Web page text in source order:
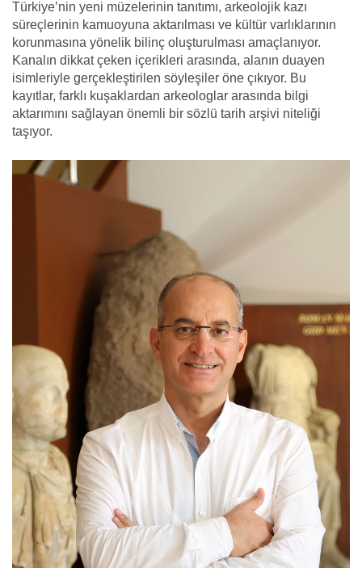
Türkiye’nin yeni müzelerinin tanıtımı, arkeolojik kazı
süreçlerinin kamuoyuna aktarılması ve kültür varlıklarının
korunmasına yönelik bilinç oluşturulması amaçlanıyor.
Kanalın dikkat çeken içerikleri arasında, alanın duayen
isimleriyle gerçekleştirilen söyleşiler öne çıkıyor. Bu
kayıtlar, farklı kuşaklardan arkeologlar arasında bilgi
aktarımını sağlayan önemli bir sözlü tarih arşivi niteliği
taşıyor.